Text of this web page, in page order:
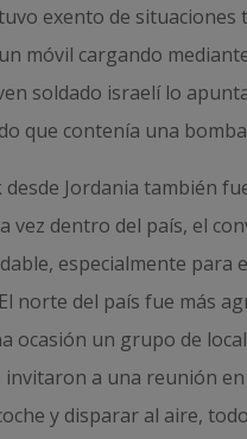
exento de situaciones
móvil cargando
soldado israelí lo
que contenía una
desde Jordania también
vez dentro del país, el
especialmente para
norte del país fue más
ocasión un grupo de
invitaron a una reunión
y disparar al aire,